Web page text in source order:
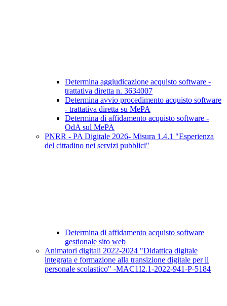
Determina aggiudicazione acquisto software -
trattativa diretta n. 3634007
Determina avvio procedimento acquisto software
- trattativa diretta su MePA
Determina di affidamento acquisto software -
OdA sul MePA
PNRR - PA Digitale 2026- Misura 1.4.1 "Esperienza
del cittadino nei servizi pubblici"
Determina di affidamento acquisto software
gestionale sito web
Animatori digitali 2022-2024 "Didattica digitale
integrata e formazione alla transizione digitale per il
personale scolastico" -MAC1I2.1-2022-941-P-5184